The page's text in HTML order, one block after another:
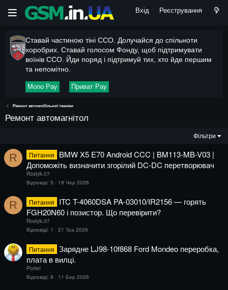
Вхід Реєстрування
Ставай частиною тіні ССО. Долучайся до спільноти
хоробрих. Ставай голосом Фонду, щоб підтримувати
воїнів ССО. Йди поряд і підтримуй тих, хто йде першим
та непомітно.
Mono Pay Приват Pay
Ремонт автомобільної техніки
Ремонт автомагнітол
Фільтри
R Питання
BMW X5 E70 Android CCC | BM113-MB-V03 |
Допоможіть визначити згорілий DC-DC перетворювач
Rostyk.07
Відповіді 5 19 Чер 2026
R Питання
ITC T-4060DSA PA-03010/IR2156 — горять
FGH20N60 і позистор. Що перевірити?
Rostyk.07
Відповіді 1 21 Тра 2026
Питання
Зарядне LJ98-10f868 Ford Mondeo переробка,
плата в вилці.
Porter
Відповіді 8 11 Бер 2026